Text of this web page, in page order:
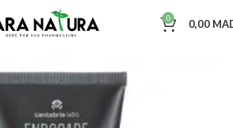
0 0,00